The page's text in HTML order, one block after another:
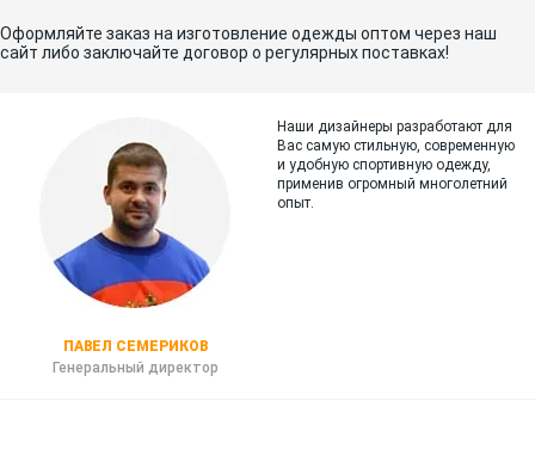
Оформляйте заказ на изготовление одежды оптом через наш
сайт либо заключайте договор о регулярных поставках!
ПАВЕЛ СЕМЕРИКОВ
Генеральный директор
Наши дизайнеры разработают для
Вас самую стильную, современную
и удобную спортивную одежду,
применив огромный многолетний
опыт.